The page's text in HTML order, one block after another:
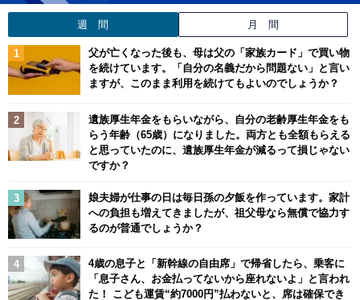
週 間 月 間
父が亡くなった後も、母は父の「家族カード」で買い物
を続けています。「自分の名義だから問題ない」と言い
ますが、このまま利用を続けてもよいのでしょうか？
遺族厚生年金をもらいながら、自分の老齢厚生年金をも
らう年齢（65歳）になりました。両方とも全額もらえる
と思っていたのに、遺族厚生年金が減るって損じゃない
ですか？
娘夫婦が仕事の日は毎日孫の夕飯を作っています。家計
への負担も増えてきましたが、祖父母なら無償で協力す
るのが普通でしょうか？
4歳の息子と「新幹線の自由席」で帰省したら、乗客に
「息子さん、お金払ってないから座れないよ」と言われ
た！ こども運賃“約7000円”払わないと、席は確保でき